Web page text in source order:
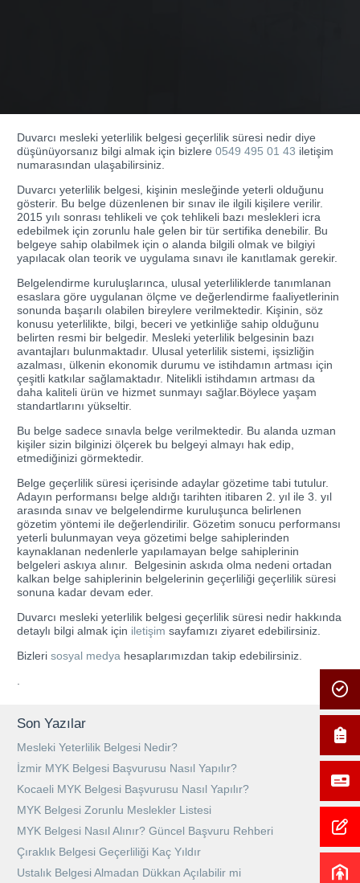
Duvarcı mesleki yeterlilik belgesi geçerlilik süresi nedir diye
düşünüyorsanız bilgi almak için bizlere 0549 495 01 43 iletişim
numarasından ulaşabilirsiniz.
Duvarcı yeterlilik belgesi, kişinin mesleğinde yeterli olduğunu
gösterir. Bu belge düzenlenen bir sınav ile ilgili kişilere verilir.
2015 yılı sonrası tehlikeli ve çok tehlikeli bazı meslekleri icra
edebilmek için zorunlu hale gelen bir tür sertifika denebilir. Bu
belgeye sahip olabilmek için o alanda bilgili olmak ve bilgiyi
yapılacak olan teorik ve uygulama sınavı ile kanıtlamak gerekir.
Belgelendirme kuruluşlarınca, ulusal yeterliliklerde tanımlanan
esaslara göre uygulanan ölçme ve değerlendirme faaliyetlerinin
sonunda başarılı olabilen bireylere verilmektedir. Kişinin, söz
konusu yeterlilikte, bilgi, beceri ve yetkinliğe sahip olduğunu
belirten resmi bir belgedir. Mesleki yeterlilik belgesinin bazı
avantajları bulunmaktadır. Ulusal yeterlilik sistemi, işsizliğin
azalması, ülkenin ekonomik durumu ve istihdamın artması için
çeşitli katkılar sağlamaktadır. Nitelikli istihdamın artması da
daha kaliteli ürün ve hizmet sunmayı sağlar.Böylece yaşam
standartlarını yükseltir.
Bu belge sadece sınavla belge verilmektedir. Bu alanda uzman
kişiler sizin bilginizi ölçerek bu belgeyi almayı hak edip,
etmediğinizi görmektedir.
Belge geçerlilik süresi içerisinde adaylar gözetime tabi tutulur.
Adayın performansı belge aldığı tarihten itibaren 2. yıl ile 3. yıl
arasında sınav ve belgelendirme kuruluşunca belirlenen
gözetim yöntemi ile değerlendirilir. Gözetim sonucu performansı
yeterli bulunmayan veya gözetimi belge sahiplerinden
kaynaklanan nedenlerle yapılamayan belge sahiplerinin
belgeleri askıya alınır. Belgesinin askıda olma nedeni ortadan
kalkan belge sahiplerinin belgelerinin geçerliliği geçerlilik süresi
sonuna kadar devam eder.
Duvarcı mesleki yeterlilik belgesi geçerlilik süresi nedir hakkında
detaylı bilgi almak için iletişim sayfamızı ziyaret edebilirsiniz.
Bizleri sosyal medya hesaplarımızdan takip edebilirsiniz.
Son Yazılar
Mesleki Yeterlilik Belgesi Nedir?
İzmir MYK Belgesi Başvurusu Nasıl Yapılır?
Kocaeli MYK Belgesi Başvurusu Nasıl Yapılır?
MYK Belgesi Zorunlu Meslekler Listesi
MYK Belgesi Nasıl Alınır? Güncel Başvuru Rehberi
Çıraklık Belgesi Geçerliliği Kaç Yıldır
Ustalık Belgesi Almadan Dükkan Açılabilir mi